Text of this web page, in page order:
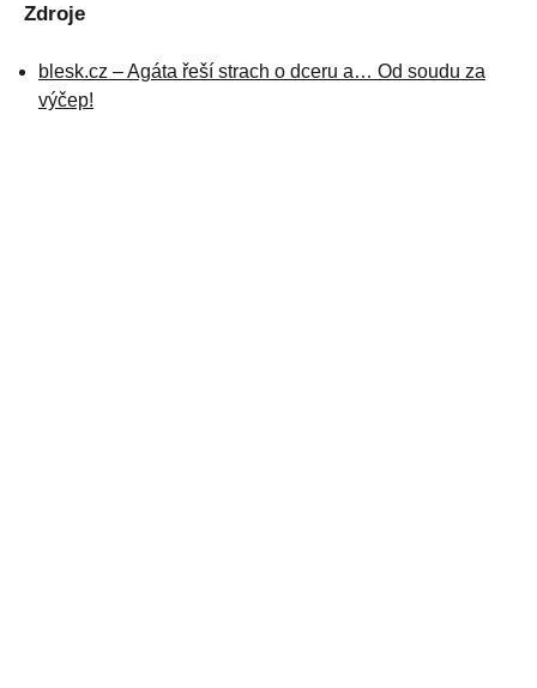
Zdroje
blesk.cz – Agáta řeší strach o dceru a… Od soudu za
výčep!